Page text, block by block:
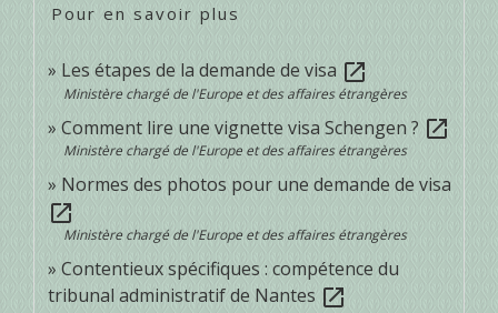
Pour en savoir plus
Les étapes de la demande de visa open_in_new
Ministère chargé de l'Europe et des affaires étrangères
Comment lire une vignette visa Schengen ? open_in_new
Ministère chargé de l'Europe et des affaires étrangères
Normes des photos pour une demande de visa
open_in_new
Ministère chargé de l'Europe et des affaires étrangères
Contentieux spécifiques : compétence du
tribunal administratif de Nantes open_in_new